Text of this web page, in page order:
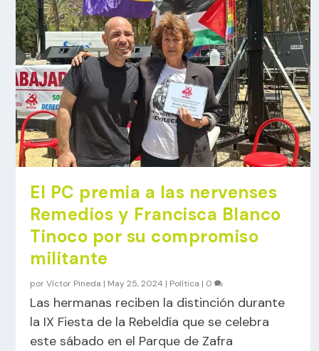
El PC premia a las nervenses
Remedios y Francisca Blanco
Tinoco por su compromiso
militante
porVíctor Pineda | May 25, 2024 | Política | 0
Las hermanas reciben la distinción durante
la IX Fiesta de la Rebeldía que se celebra
este sábado en el Parque de Zafra